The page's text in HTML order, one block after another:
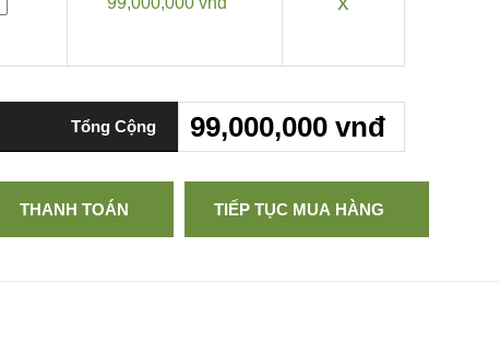
Tổng Cộng 99,000,000 vnđ
THANH TOÁN TIẾP TỤC MUA HÀNG